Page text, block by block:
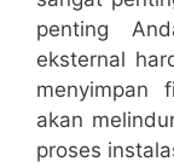
penting
eksternal
menyimpan
akan
proses